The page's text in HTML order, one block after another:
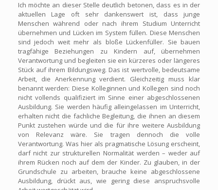
Ich möchte an dieser Stelle deutlich betonen, dass es in der
aktuellen Lage oft sehr dankenswert ist, dass junge
Menschen während oder nach ihrem Studium Unterricht
übernehmen und Lücken im System füllen. Diese Menschen
sind jedoch weit mehr als bloße Lückenfüller. Sie bauen
tragfähige Beziehungen zu Kindern auf, übernehmen
Verantwortung und begleiten sie ein kürzeres oder längeres
Stück auf ihrem Bildungsweg. Das ist wertvolle, bedeutsame
Arbeit, die Anerkennung verdient. Gleichzeitig muss klar
benannt werden: Diese Kolleginnen und Kollegen sind noch
nicht vollends qualifiziert im Sinne einer abgeschlossenen
Ausbildung. Sie werden häufig alleingelassen im Unterricht,
erhalten nicht die fachliche Begleitung, die ihnen an diesem
Punkt zustehen würde und die für ihre weitere Ausbildung
von Relevanz wäre. Sie tragen dennoch die volle
Verantwortung. Was hier als pragmatische Lösung erscheint,
darf nicht zur strukturellen Normalität werden – weder auf
ihrem Rücken noch auf dem der Kinder. Zu glauben, in der
Grundschule zu arbeiten, brauche keine abgeschlossene
Ausbildung, drückt aus, wie gering diese anspruchsvolle